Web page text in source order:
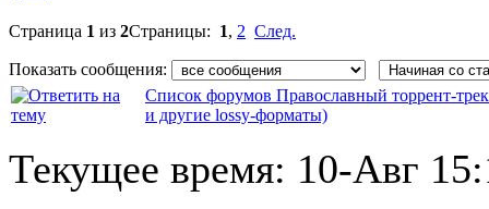
Страница 1 из 2Страницы: 1, 2 След.
Показать сообщения:
Список форумов Православный торрент-
и другие lossy-форматы)
Текущее время: 10-Авг